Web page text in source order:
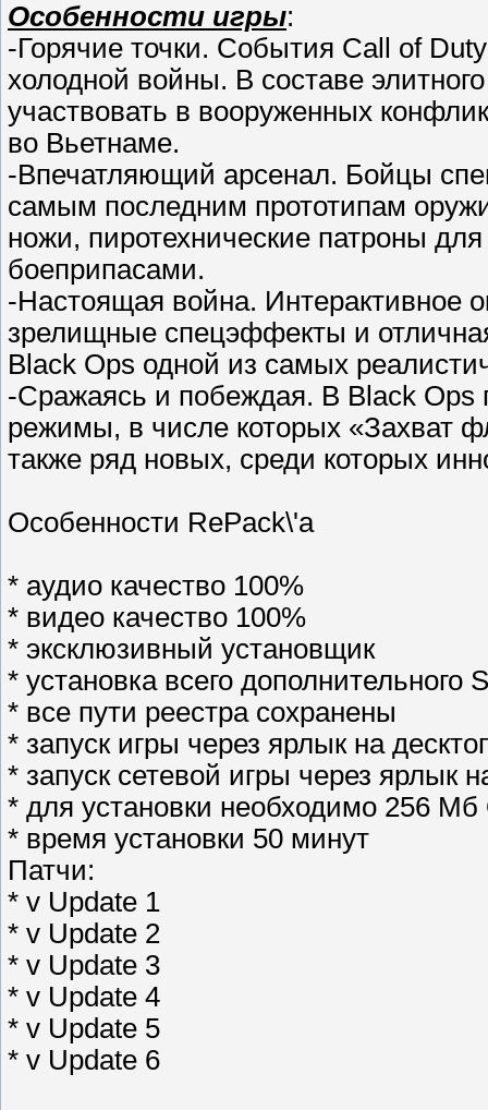
Особенности игры:
-Горячие точки. События Call of
холодной войны. В составе
участвовать в вооруженных
во Вьетнаме.
-Впечатляющий арсенал. Бойцы
самым последним прототипам
ножи, пиротехнические патроны
боеприпасами.
-Настоящая война. Интерактивное
зрелищные спецэффекты и
Black Ops одной из самых
-Сражаясь и побеждая. В Black Ops
режимы, в числе которых «Захват
также ряд новых, среди которых
Особенности RePack\'а
* аудио качество 100%
* видео качество 100%
* эксклюзивный установщик
* установка всего
* все пути реестра сохранены
* запуск игры через ярлык на
* запуск сетевой игры через ярлык
* для установки необходимо 256
* время установки 50 минут
Патчи:
* v Update 1
* v Update 2
* v Update 3
* v Update 4
* v Update 5
* v Update 6